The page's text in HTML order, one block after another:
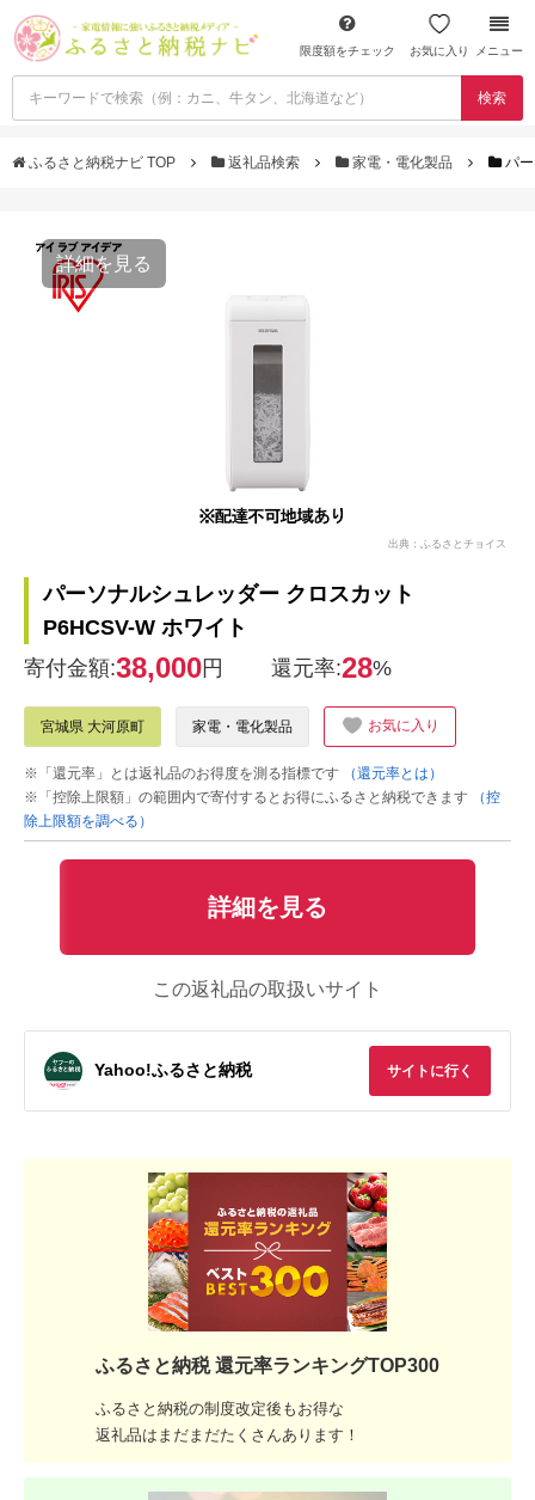
限度額をチェック お気に入り メニュー
検索
ふるさと納税ナビ TOP 返礼品検索 家電・電化製品 パ
詳細を見る
出典：ふるさとチョイス
パーソナルシュレッダー クロスカット
P6HCSV-W ホワイト
寄付金額:38,000円 還元率:28%
宮城県 大河原町 家電・電化製品 お気に入り
※「還元率」とは返礼品のお得度を測る指標です
（還元率とは）
※「控除上限額」の範囲内で寄付するとお得にふるさと納税できます
（控
除上限額を調べる）
詳細を見る
この返礼品の取扱いサイト
Yahoo!ふるさと納税 サイトに行く
ふるさと納税 還元率ランキングTOP300
ふるさと納税の制度改定後もお得な
返礼品はまだまだたくさんあります！